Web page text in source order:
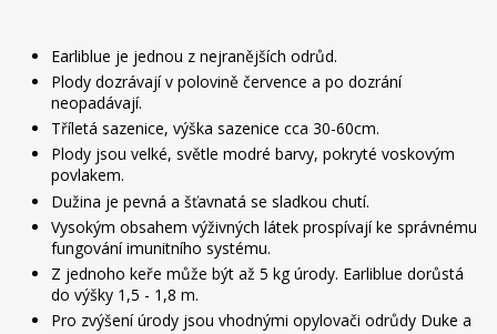
Earliblue je jednou z nejranějších odrůd.
Plody dozrávají v polovině července a po dozrání
neopadávají.
Tříletá sazenice, výška sazenice cca 30-60cm.
Plody jsou velké, světle modré barvy, pokryté voskovým
povlakem.
Dužina je pevná a šťavnatá se sladkou chutí.
Vysokým obsahem výživných látek prospívají ke správnému
fungování imunitního systému.
Z jednoho keře může být až 5 kg úrody. Earliblue dorůstá
do výšky 1,5 - 1,8 m.
Pro zvýšení úrody jsou vhodnými opylovači odrůdy Duke a